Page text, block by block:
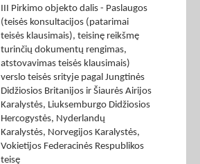
III Pirkimo objekto dalis - Paslaugos
(teisės konsultacijos (patarimai
teisės klausimais), teisinę reikšmę
turinčių dokumentų rengimas,
atstovavimas teisės klausimais)
verslo teisės srityje pagal Jungtinės
Didžiosios Britanijos ir Šiaurės Airijos
Karalystės, Liuksemburgo Didžiosios
Hercogystės, Nyderlandų
Karalystės, Norvegijos Karalystės,
Vokietijos Federacinės Respublikos
teisę